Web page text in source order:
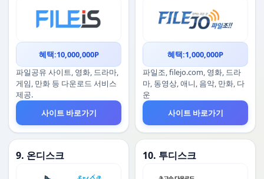
혜택:10,000,000P
파일공유 사이트, 영화, 드라마,
게임, 만화 등 다운로드 서비스
제공.
사이트 바로가기
혜택:1,000,000P
파일조, filejo.com, 영화, 드라
마, 동영상, 애니, 음악, 만화, 다
운
사이트 바로가기
9. 온디스크 10. 투디스크